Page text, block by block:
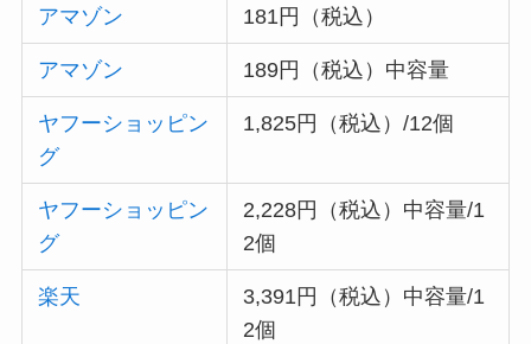
アマゾン 181円（税込）
アマゾン 189円（税込）中容量
ヤフーショッピン
グ
1,825円（税込）/12個
ヤフーショッピン
グ
2,228円（税込）中容量/1
2個
楽天
3,391円（税込）中容量/1
2個